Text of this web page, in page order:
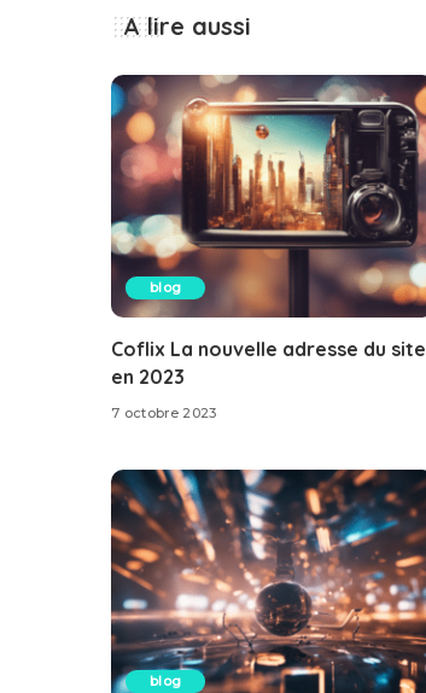
A lire aussi
blog
Coflix La nouvelle adresse du site
en 2023
7 octobre 2023
blog